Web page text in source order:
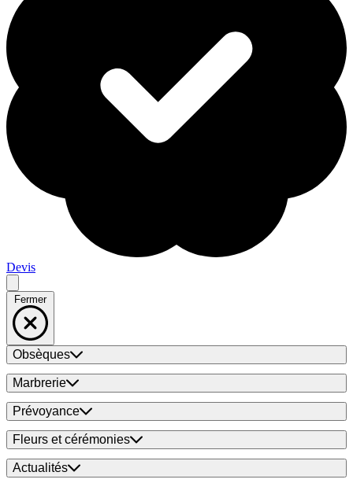
Devis
Fermer
Obsèques
Marbrerie
Prévoyance
Fleurs et cérémonies
Actualités